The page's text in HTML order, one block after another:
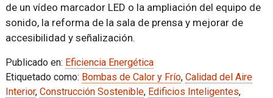
de un vídeo marcador LED o la ampliación del equipo de
sonido, la reforma de la sala de prensa y mejorar de
accesibilidad y señalización.
Publicado en: Eficiencia Energética
Etiquetado como: Bombas de Calor y Frío, Calidad del Aire
Interior, Construcción Sostenible, Edificios Inteligentes,